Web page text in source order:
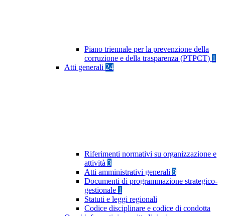
Piano triennale per la prevenzione della
corruzione e della trasparenza (PTPCT) 1
Atti generali 24
Riferimenti normativi su organizzazione e
attività 3
Atti amministrativi generali 8
Documenti di programmazione strategico-
gestionale 1
Statuti e leggi regionali
Codice disciplinare e codice di condotta